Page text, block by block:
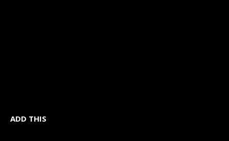
ADD THIS